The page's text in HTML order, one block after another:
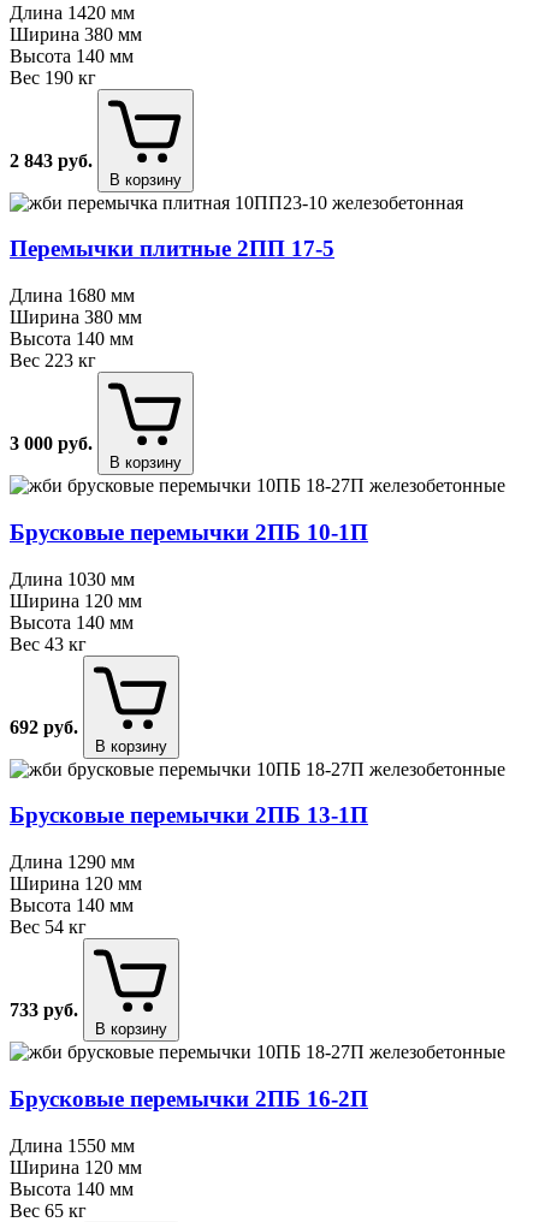
Длина 1420 мм
Ширина 380 мм
Высота 140 мм
Вес 190 кг
2 843 руб.
В корзину
Перемычки плитные 2ПП 17⁠-⁠5
Длина 1680 мм
Ширина 380 мм
Высота 140 мм
Вес 223 кг
3 000 руб.
В корзину
Брусковые перемычки 2ПБ 10⁠-⁠1П
Длина 1030 мм
Ширина 120 мм
Высота 140 мм
Вес 43 кг
692 руб.
В корзину
Брусковые перемычки 2ПБ 13⁠-⁠1П
Длина 1290 мм
Ширина 120 мм
Высота 140 мм
Вес 54 кг
733 руб.
В корзину
Брусковые перемычки 2ПБ 16⁠-⁠2П
Длина 1550 мм
Ширина 120 мм
Высота 140 мм
Вес 65 кг